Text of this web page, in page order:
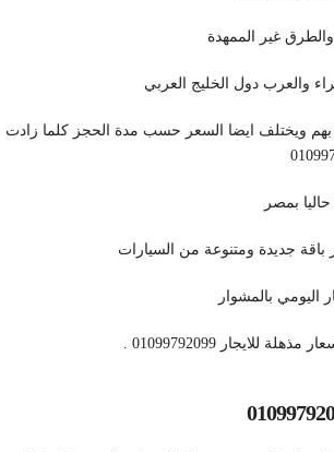
والعرب دول الخليج العربي
بهم ويختلف ايضا السعر حسب مدة الحجز كلما زادت
باقة جديدة ومتنوعة من السيارات
01099792099 .